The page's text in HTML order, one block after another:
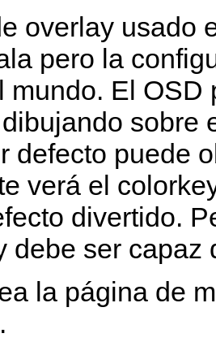
overlay usado
pero la
mundo. El
sobre
defecto puede
verá el
divertido.
debe ser
la página de